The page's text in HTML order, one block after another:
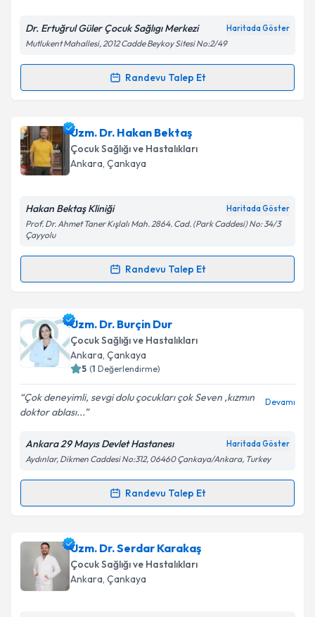
Kişisel verilerimin işlenmesine ilişkinAydınlatma
kapsamda işlenmesini kabul ediyorum.
Takvim Talebini Gönder
Dr. Ertuğrul Güler Çocuk Sağlıgı Merkezi Haritada Göster
Mutlukent Mahallesi, 2012 Cadde Beykoy Sitesi No:2/49
Randevu Talep Et
Randevu Takvimi Talebi
Dr. Ertuğrul Güleriçin randevu takvimi talebi
oluşturun. Size bu uzmandan randevu almanız için bir
takvim hazırlandığında e-posta ile bilgilendireceğiz.
Kişisel verilerimin işlenmesine ilişkinAydınlatma
'ni okudum ve kişisel verilerimin belirtilen
kapsamda işlenmesini kabul ediyorum.
Takvim Talebini Gönder
Uzm. Dr. Hakan Bektaş
Çocuk Sağlığı ve Hastalıkları
Ankara, Çankaya
Hakan Bektaş Kliniği Haritada Göster
Prof. Dr. Ahmet Taner Kışlalı Mah. 2864. Cad. (Park Caddesi) No: 34/3
Çayyolu
Randevu Talep Et
Randevu Takvimi Talebi
Uzm. Dr. Hakan Bektaşiçin randevu takvimi talebi
oluşturun. Size bu uzmandan randevu almanız için bir
takvim hazırlandığında e-posta ile bilgilendireceğiz.
Kişisel verilerimin işlenmesine ilişkin
Aydınlatma
Metni'ni okudum ve kişisel verilerimin belirtilen
kapsamda işlenmesini kabul ediyorum.
Uzm. Dr. Burçin Dur
Çocuk Sağlığı ve Hastalıkları
Ankara, Çankaya
5 (1 Değerlendirme)
Çok deneyimli, sevgi dolu çocukları çok Seven ,kızmın
doktor ablası...
Devamı
Ankara 29 Mayıs Devlet Hastanesı Haritada Göster
Aydınlar, Dikmen Caddesi No:312, 06460 Çankaya/Ankara, Turkey
Randevu Talep Et
Randevu Takvimi Talebi
Uzm. Dr. Burçin Duriçin randevu takvimi talebi
oluşturun. Size bu uzmandan randevu almanız için bir
takvim hazırlandığında e-posta ile bilgilendireceğiz.
Uzm. Dr. Serdar Karakaş
Çocuk Sağlığı ve Hastalıkları
Ankara, Çankaya